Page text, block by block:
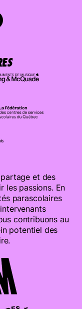
et des
les passions. En
parascolaires
contribuons au
potentiel des